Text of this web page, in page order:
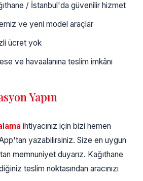
/ İstanbul'da güvenilir hizmet
ve yeni model araçlar
ücret yok
ve havaalanına teslim imkânı
Yapın
ihtiyacınız için bizi hemen
yazabilirsiniz. Size en uygun
memnuniyet duyarız. Kağıthane
teslim noktasından aracınızı